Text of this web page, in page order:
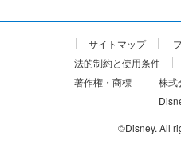
サイトマップ
法的制約と使用条件
著作権・商標
株式
©Disney. All